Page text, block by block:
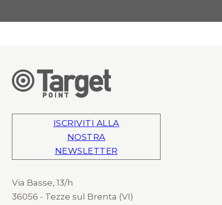
ISCRIVITI ALLA
NOSTRA
NEWSLETTER
Via Basse, 13/h
36056 - Tezze sul Brenta (VI)